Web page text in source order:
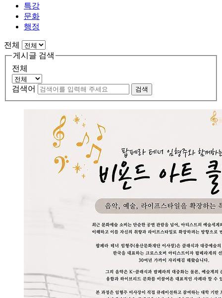
특강
문화
행정
전체
게시글 검색
전체
검색어 검색